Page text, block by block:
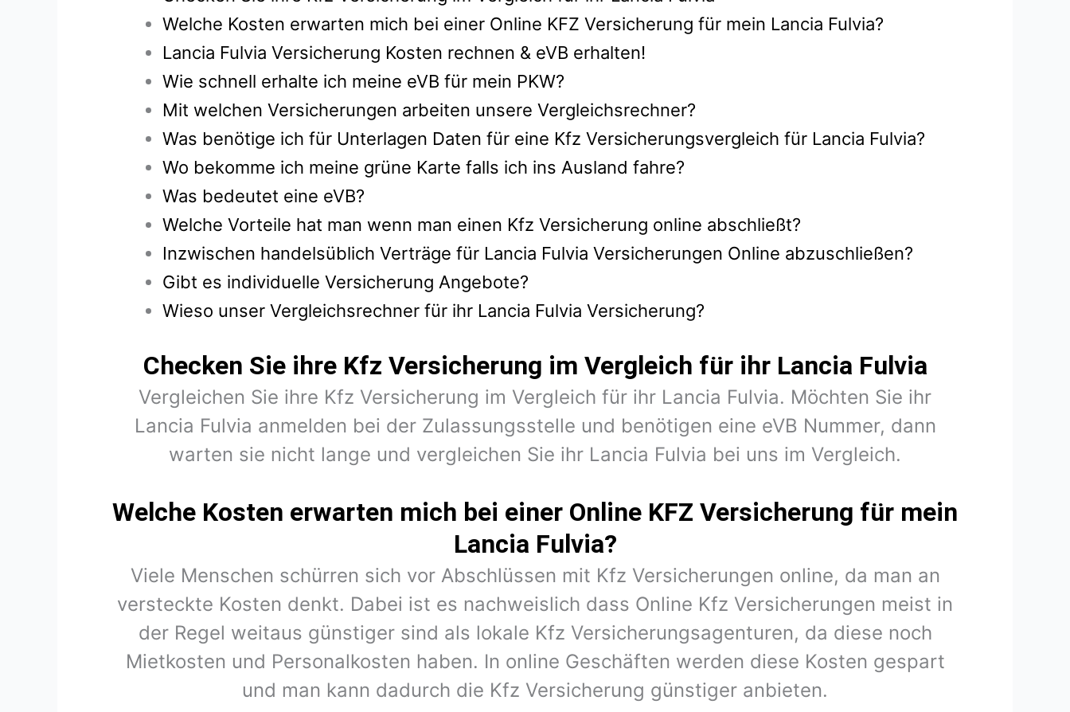
Welche Kosten erwarten mich bei einer Online KFZ Versicherung für mein Lancia Fulvia?
Lancia Fulvia Versicherung Kosten rechnen & eVB erhalten!
Wie schnell erhalte ich meine eVB für mein PKW?
Mit welchen Versicherungen arbeiten unsere Vergleichsrechner?
Was benötige ich für Unterlagen Daten für eine Kfz Versicherungsvergleich für Lancia Fulvia?
Wo bekomme ich meine grüne Karte falls ich ins Ausland fahre?
Was bedeutet eine eVB?
Welche Vorteile hat man wenn man einen Kfz Versicherung online abschließt?
Inzwischen handelsüblich Verträge für Lancia Fulvia Versicherungen Online abzuschließen?
Gibt es individuelle Versicherung Angebote?
Wieso unser Vergleichsrechner für ihr Lancia Fulvia Versicherung?
Checken Sie ihre Kfz Versicherung im Vergleich für ihr Lancia Fulvia
Vergleichen Sie ihre Kfz Versicherung im Vergleich für ihr Lancia Fulvia. Möchten Sie ihr
Lancia Fulvia anmelden bei der Zulassungsstelle und benötigen eine eVB Nummer, dann
warten sie nicht lange und vergleichen Sie ihr Lancia Fulvia bei uns im Vergleich.
Welche Kosten erwarten mich bei einer Online KFZ Versicherung für mein
Lancia Fulvia?
Viele Menschen schürren sich vor Abschlüssen mit Kfz Versicherungen online, da man an
versteckte Kosten denkt. Dabei ist es nachweislich dass Online Kfz Versicherungen meist in
der Regel weitaus günstiger sind als lokale Kfz Versicherungsagenturen, da diese noch
Mietkosten und Personalkosten haben. In online Geschäften werden diese Kosten gespart
und man kann dadurch die Kfz Versicherung günstiger anbieten.